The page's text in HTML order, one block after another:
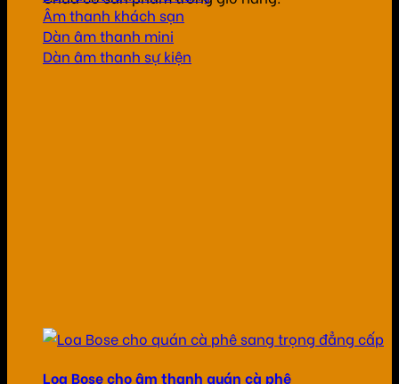
Âm thanh khách sạn
Dàn âm thanh mini
Dàn âm thanh sự kiện
Loa Bose cho âm thanh quán cà phê